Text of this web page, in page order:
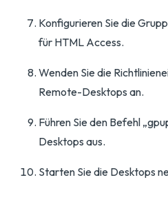
Konfigurieren Sie die
für HTML Access.
Wenden Sie die
Remote-Desktops an.
Führen Sie den Befehl
Desktops aus.
Starten Sie die Desktops